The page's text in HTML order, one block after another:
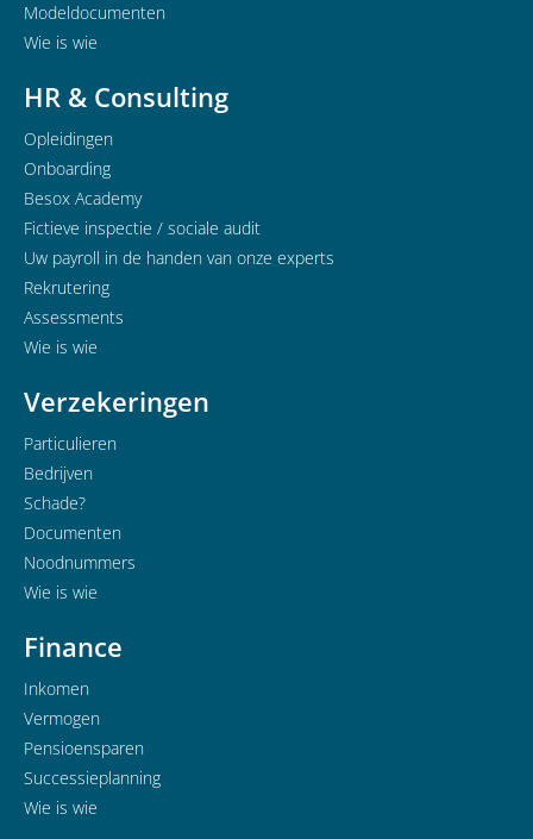
Modeldocumenten
Wie is wie
HR & Consulting
Opleidingen
Onboarding
Besox Academy
Fictieve inspectie / sociale audit
Uw payroll in de handen van onze experts
Rekrutering
Assessments
Wie is wie
Verzekeringen
Particulieren
Bedrijven
Schade?
Documenten
Noodnummers
Wie is wie
Finance
Inkomen
Vermogen
Pensioensparen
Successieplanning
Wie is wie